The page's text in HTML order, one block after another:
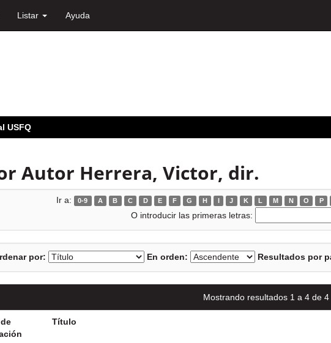
Listar Ayuda
USFQ
Autor Herrera, Victor, dir.
Ir a: 0-9 A B C D E F G H I J K L M N O P
O introducir las primeras letras:
por: En orden: Resultados por
Mostrando resultados 1 a 4 de 4
Título